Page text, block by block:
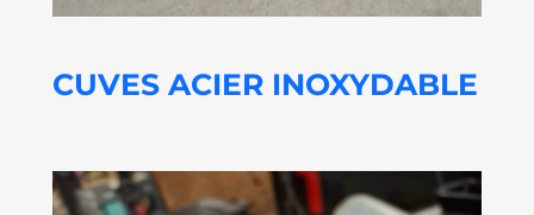
CUVES ACIER INOXYDABLE